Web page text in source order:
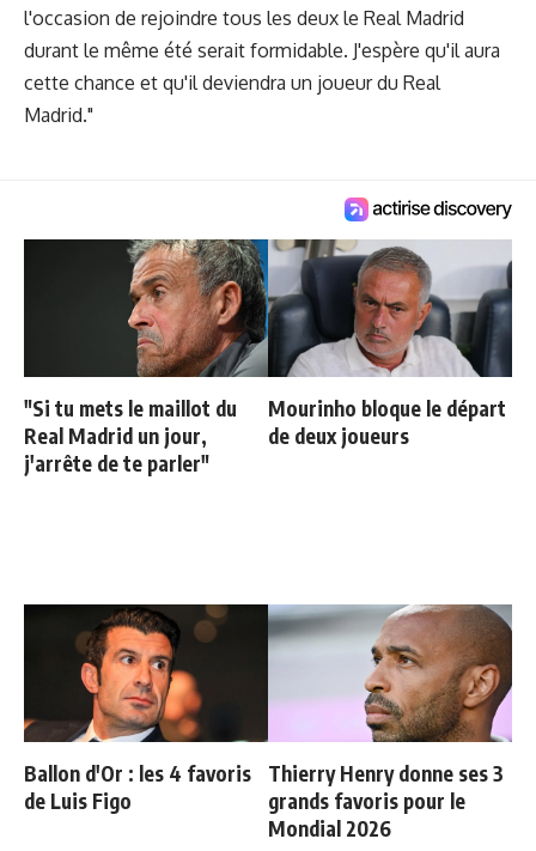
l'occasion de rejoindre tous les deux le Real Madrid
durant le même été serait formidable. J'espère qu'il aura
cette chance et qu'il deviendra un joueur du Real
Madrid."
"Si tu mets le maillot du
Real Madrid un jour,
j'arrête de te parler"
Mourinho bloque le départ
de deux joueurs
Ballon d'Or : les 4 favoris
de Luis Figo
Thierry Henry donne ses 3
grands favoris pour le
Mondial 2026